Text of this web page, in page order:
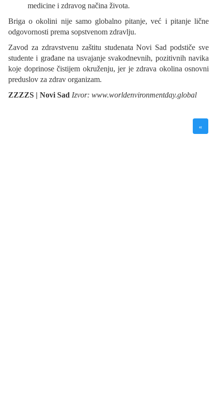
medicine i zdravog načina života.
Briga o okolini nije samo globalno pitanje, već i pitanje lične
odgovornosti prema sopstvenom zdravlju.
Zavod za zdravstvenu zaštitu studenata Novi Sad podstiče sve
studente i građane na usvajanje svakodnevnih, pozitivnih navika
koje doprinose čistijem okruženju, jer je zdrava okolina osnovni
preduslov za zdrav organizam.
ZZZZS | Novi Sad Izvor: www.worldenvironmentday.global
«